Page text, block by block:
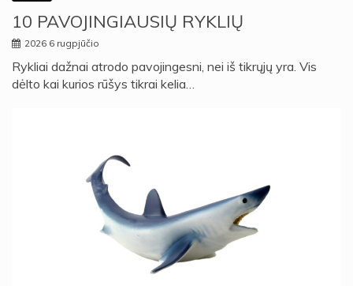
10 PAVOJINGIAUSIŲ RYKLIŲ
2026 6 rugpjūčio
Rykliai dažnai atrodo pavojingesni, nei iš tikrųjų yra. Vis
dėlto kai kurios rūšys tikrai kelia…